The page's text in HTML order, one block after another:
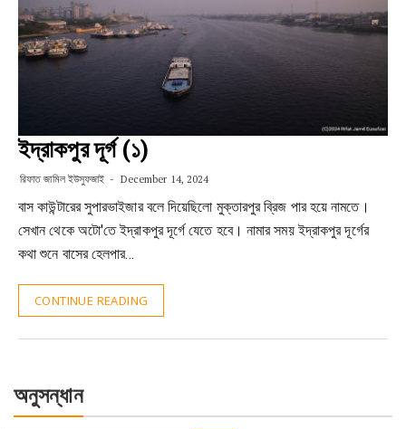
ইদ্রাকপুর দূর্গ (১)
রিফাত জামিল ইউসুফজাই December 14, 2024
বাস কাউন্টারের সুপারভাইজার বলে দিয়েছিলো মুক্তারপুর ব্রিজ পার হয়ে নামতে।
সেখান থেকে অটো'তে ইদ্রাকপুর দূর্গে যেতে হবে। নামার সময় ইদ্রাকপুর দূর্গের
কথা শুনে বাসের হেলপার…
CONTINUE READING
অনুসন্ধান